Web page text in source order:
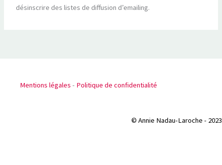
désinscrire des listes de diffusion d’emailing.
Mentions légales - Politique de confidentialité
© Annie Nadau-Laroche - 2023